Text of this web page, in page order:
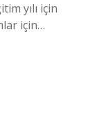
yılı için
için…